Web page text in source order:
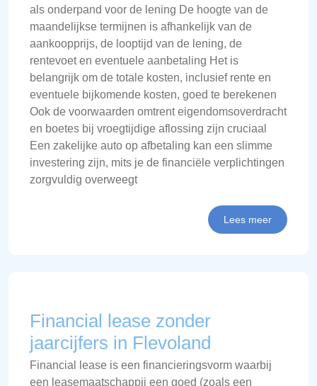
als onderpand voor de lening De hoogte van de
maandelijkse termijnen is afhankelijk van de
aankoopprijs, de looptijd van de lening, de
rentevoet en eventuele aanbetaling Het is
belangrijk om de totale kosten, inclusief rente en
eventuele bijkomende kosten, goed te berekenen
Ook de voorwaarden omtrent eigendomsoverdracht
en boetes bij vroegtijdige aflossing zijn cruciaal
Een zakelijke auto op afbetaling kan een slimme
investering zijn, mits je de financiële verplichtingen
zorgvuldig overweegt
Lees meer
Financial lease zonder
jaarcijfers in Flevoland
Financial lease is een financieringsvorm waarbij
een leasemaatschappij een goed (zoals een